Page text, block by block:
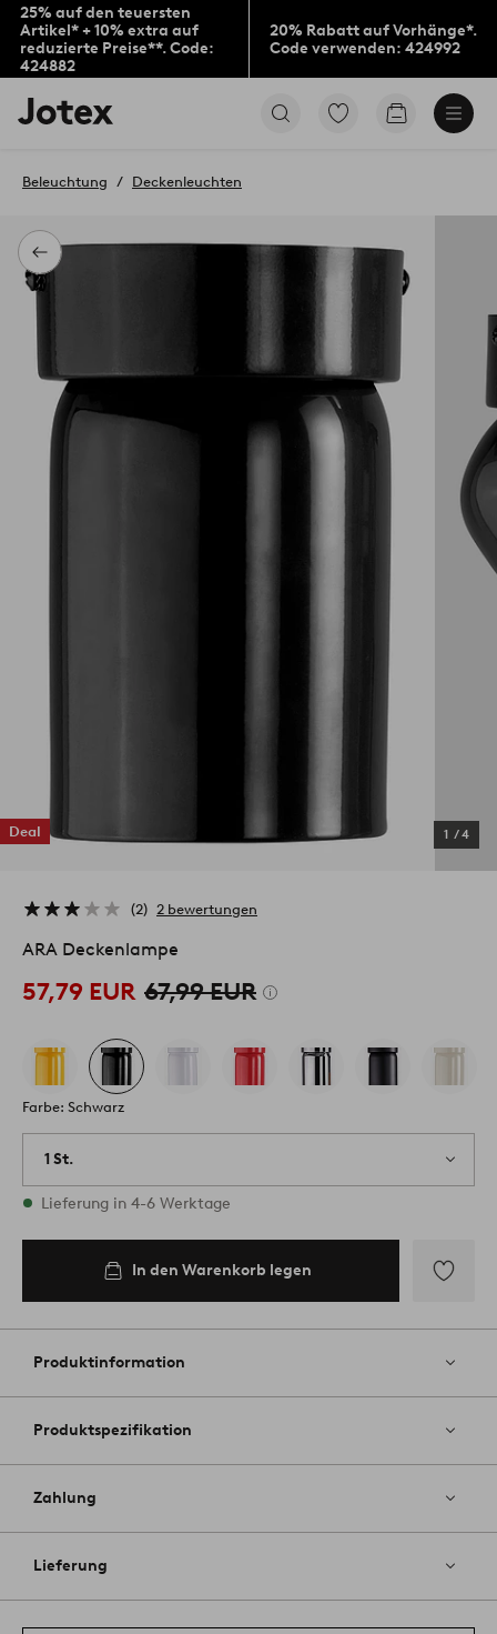
25% auf den teuersten
Artikel* + 10% extra auf
reduzierte Preise**. Code:
424882
20% Rabatt auf Vorhänge*.
Code verwenden: 424992
Jotex-
Logo
Startseite
Zu
gehen
Zum
Zurück
Beleuchtung Deckenleuchten
Deal 1 /4
2 2 bewertungen
ARA Deckenlampe
57,79 EUR 67,99 EUR
Farbe: Schwarz
1 St.
Vorrätig
Lieferung in 4-6 Werktage
In den Warenkorb legen
Favoriten
Produktinformation
Produktspezifikation
Zahlung
Lieferung